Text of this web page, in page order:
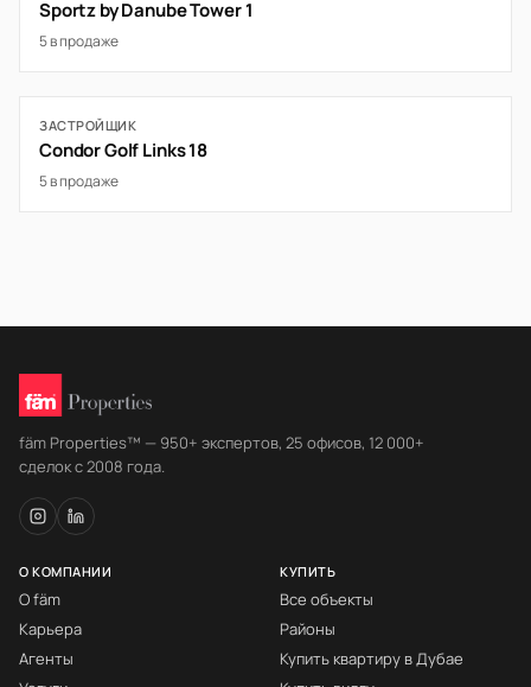
Sportz by Danube Tower 1
5 в продаже
ЗАСТРОЙЩИК
Condor Golf Links 18
5 в продаже
fäm Properties™ — 950+ экспертов, 25 офисов, 12 000+
сделок с 2008 года.
О КОМПАНИИ
О fäm
Карьера
Агенты
КУПИТЬ
Все объекты
Районы
Купить квартиру в Дубае